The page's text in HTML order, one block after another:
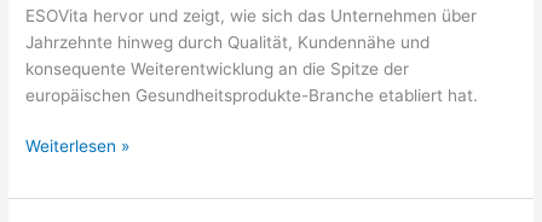
ESOVita hervor und zeigt, wie sich das Unternehmen über
Jahrzehnte hinweg durch Qualität, Kundennähe und
konsequente Weiterentwicklung an die Spitze der
europäischen Gesundheitsprodukte-Branche etabliert hat.
ESOVita
Pionier
Weiterlesen »